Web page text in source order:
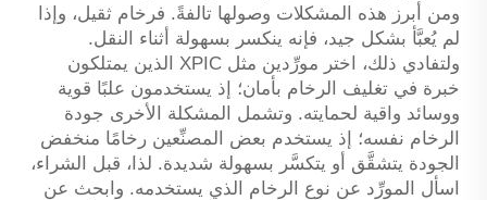
ومن أبرز هذه المشكلات وصولها تالفةً. فرخام ثقيل، وإذا
لم يُعبَّأ بشكل جيد، فإنه ينكسر بسهولة أثناء النقل.
ولتفادي ذلك، اختر مورِّدين مثل XPIC الذين يمتلكون
خبرة في تغليف الرخام بأمان؛ إذ يستخدمون علبًا قوية
ووسائد واقية لحمايته. وتشمل المشكلة الأخرى جودة
الرخام نفسه؛ إذ يستخدم بعض المصنِّعين رخامًا منخفض
الجودة يتشقَّق أو يتكسَّر بسهولة شديدة. لذا، قبل الشراء،
اسأل المورِّد عن نوع الرخام الذي يستخدمه. وابحث عن